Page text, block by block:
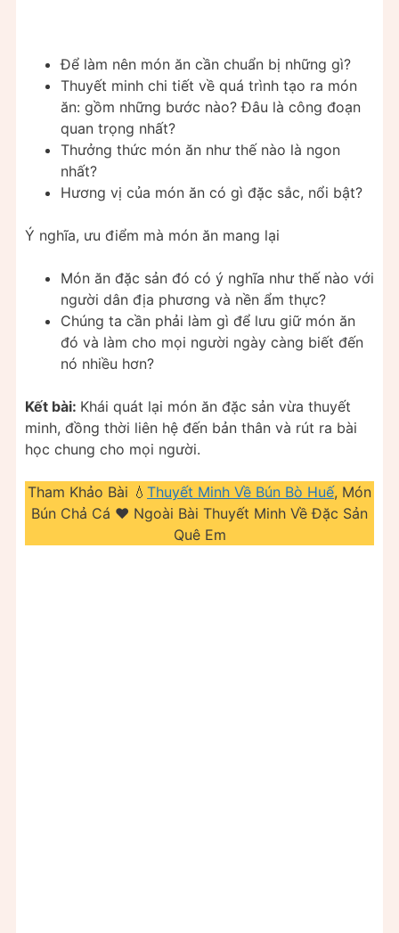
Để làm nên món ăn cần chuẩn bị những gì?
Thuyết minh chi tiết về quá trình tạo ra món
ăn: gồm những bước nào? Đâu là công đoạn
quan trọng nhất?
Thưởng thức món ăn như thế nào là ngon
nhất?
Hương vị của món ăn có gì đặc sắc, nổi bật?
Ý nghĩa, ưu điểm mà món ăn mang lại
Món ăn đặc sản đó có ý nghĩa như thế nào với
người dân địa phương và nền ẩm thực?
Chúng ta cần phải làm gì để lưu giữ món ăn
đó và làm cho mọi người ngày càng biết đến
nó nhiều hơn?
Kết bài: Khái quát lại món ăn đặc sản vừa thuyết
minh, đồng thời liên hệ đến bản thân và rút ra bài
học chung cho mọi người.
Tham Khảo Bài 💧 Thuyết Minh Về Bún Bò Huế, Món
Bún Chả Cá ❤️️ Ngoài Bài Thuyết Minh Về Đặc Sản
Quê Em